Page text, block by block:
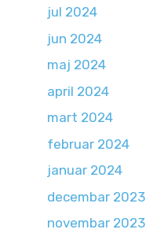
jul 2024
jun 2024
maj 2024
april 2024
mart 2024
februar 2024
januar 2024
decembar 2023
novembar 2023